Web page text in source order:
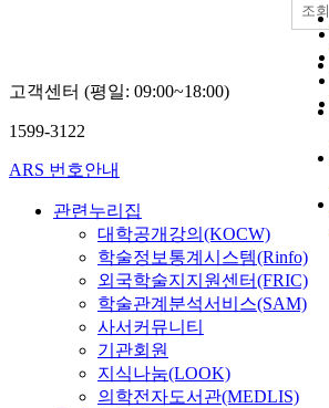
조회
고객센터 (평일: 09:00~18:00)
1599-3122
ARS 번호안내
관련누리집
대학공개강의(KOCW)
학술정보통계시스템(Rinfo)
외국학술지지원센터(FRIC)
학술관계분석서비스(SAM)
사서커뮤니티
기관회원
지식나눔(LOOK)
의학전자도서관(MEDLIS)